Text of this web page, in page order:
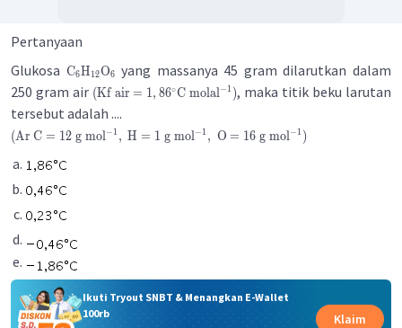
Pertanyaan
Glukosa C6H12O6
yang massanya 45 gram dilarutkan dalam
250 gram air (Kf air = 1, 86∘C molal−1 ), maka titik beku larutan
tersebut adalah ....
(Ar C = 12 g mol−1 , H = 1 g mol−1 , O = 16 g mol−1 )
Ikuti Tryout SNBT & Menangkan E-Wallet
100rb
Klaim